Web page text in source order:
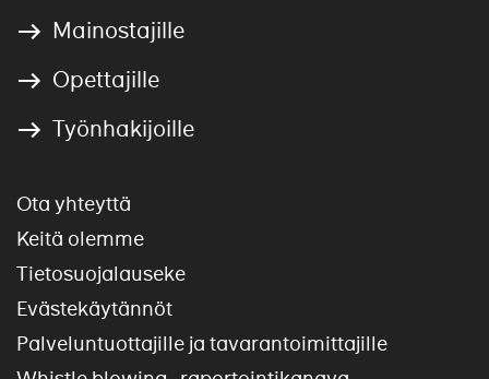
Mainostajille
Opettajille
Työnhakijoille
Ota yhteyttä
Keitä olemme
Tietosuojalauseke
Evästekäytännöt
Palveluntuottajille ja tavarantoimittajille